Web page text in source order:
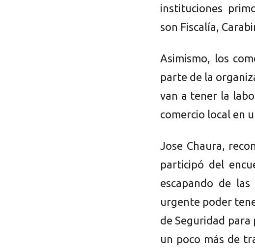
instituciones
son Fiscalía,
Asimismo, los
parte de la
van a tener la
comercio local en
Jose Chaura,
participó del
escapando de
urgente poder
de Seguridad
un poco más de